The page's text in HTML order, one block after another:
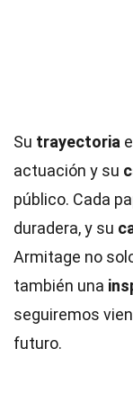
Su trayectoria
actuación y su
público. Cada
duradera, y su
Armitage no
también una
seguiremos
futuro.